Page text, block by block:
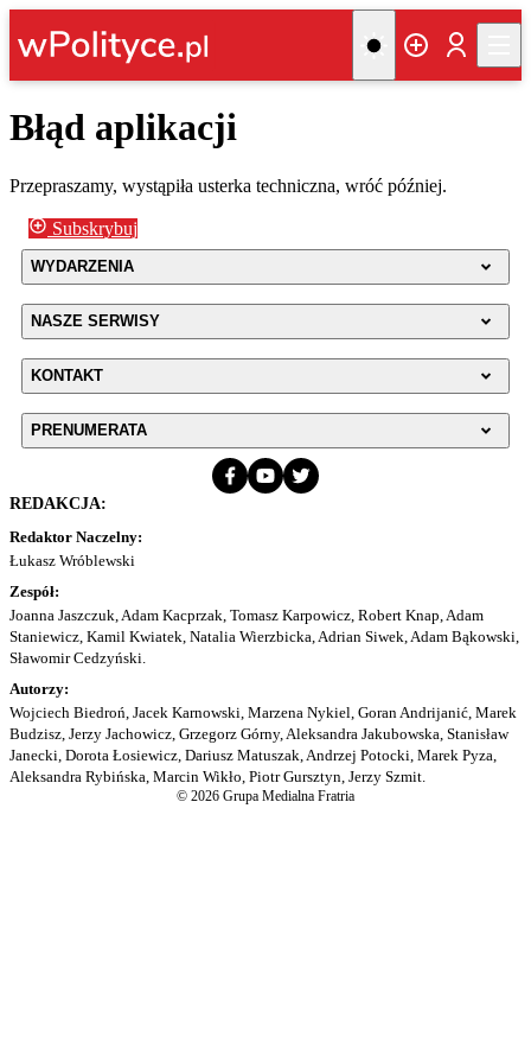
Błąd aplikacji
Przepraszamy, wystąpiła usterka techniczna, wróć później.
Subskrybuj
WYDARZENIA
NASZE SERWISY
KONTAKT
PRENUMERATA
REDAKCJA:
Redaktor Naczelny:
Łukasz Wróblewski
Zespół:
Joanna Jaszczuk, Adam Kacprzak, Tomasz Karpowicz, Robert Knap, Adam
Staniewicz, Kamil Kwiatek, Natalia Wierzbicka, Adrian Siwek, Adam Bąkowski,
Sławomir Cedzyński.
Autorzy:
Wojciech Biedroń, Jacek Karnowski, Marzena Nykiel, Goran Andrijanić, Marek
Budzisz, Jerzy Jachowicz, Grzegorz Górny, Aleksandra Jakubowska, Stanisław
Janecki, Dorota Łosiewicz, Dariusz Matuszak, Andrzej Potocki, Marek Pyza,
Aleksandra Rybińska, Marcin Wikło, Piotr Gursztyn, Jerzy Szmit.
© 2026 Grupa Medialna Fratria